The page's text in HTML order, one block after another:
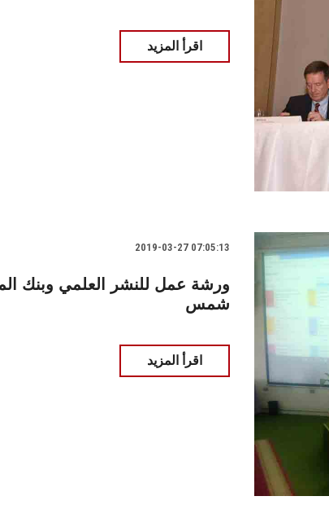
اقرأ المزيد
2019-03-27 07:05:13
ورشة عمل للنشر العلمي وبنك
شمس
اقرأ المزيد